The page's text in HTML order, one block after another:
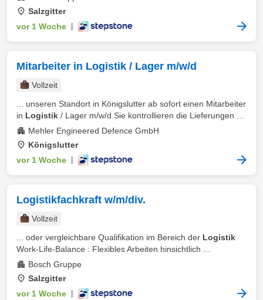
Salzgitter
vor 1 Woche
Mitarbeiter in Logistik / Lager m/w/d
Vollzeit
... unseren Standort in Königslutter ab sofort einen Mitarbeiter
in Logistik / Lager m/w/d Sie kontrollieren die Lieferungen ...
Mehler Engineered Defence GmbH
Königslutter
vor 1 Woche
Logistikfachkraft w/m/div.
Vollzeit
... oder vergleichbare Qualifikation im Bereich der Logistik
Work-Life-Balance : Flexibles Arbeiten hinsichtlich ...
Bosch Gruppe
Salzgitter
vor 1 Woche